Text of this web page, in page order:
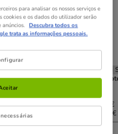
x 40
4 bolsitas x 40
Sem Stock
12.50€
(78.13€ / kg)
6
Sem
19.74€
18.16€
para analisar os nossos serviços e
cookies e os dados do utilizador serão
Descubra todos os
trata as informações pessoais.